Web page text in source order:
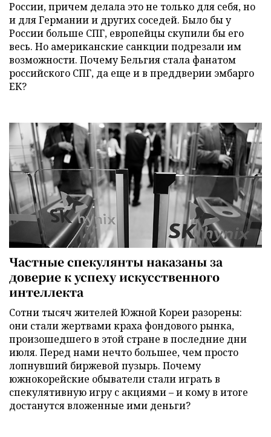
России, причем делала это не только для себя, но
и для Германии и других соседей. Было бы у
России больше СПГ, европейцы скупили бы его
весь. Но американские санкции подрезали им
возможности. Почему Бельгия стала фанатом
российского СПГ, да еще и в преддверии эмбарго
ЕК?
Частные спекулянты наказаны за
доверие к успеху искусственного
интеллекта
Сотни тысяч жителей Южной Кореи разорены:
они стали жертвами краха фондового рынка,
произошедшего в этой стране в последние дни
июля. Перед нами нечто большее, чем просто
лопнувший биржевой пузырь. Почему
южнокорейские обыватели стали играть в
спекулятивную игру с акциями – и кому в итоге
достанутся вложенные ими деньги?